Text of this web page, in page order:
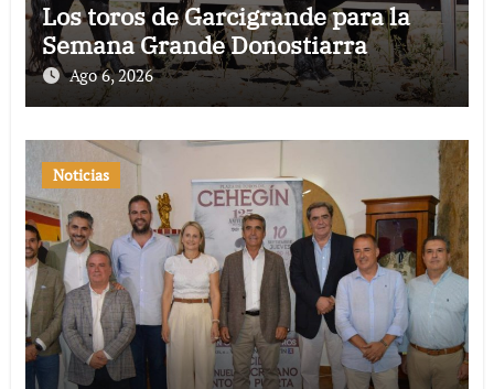
Los toros de Garcigrande para la
Semana Grande Donostiarra
Ago 6, 2026
Noticias